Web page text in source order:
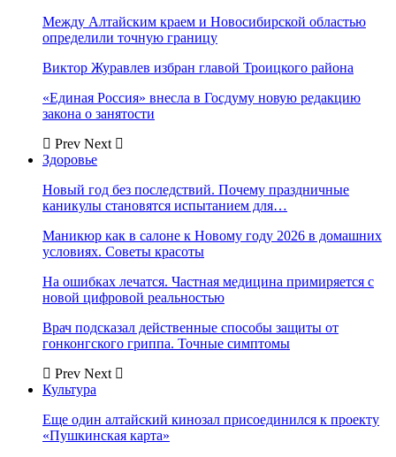
Между Алтайским краем и Новосибирской областью
определили точную границу
Виктор Журавлев избран главой Троицкого района
«Единая Россия» внесла в Госдуму новую редакцию
закона о занятости
Prev Next
Здоровье
Новый год без последствий. Почему праздничные
каникулы становятся испытанием для…
Маникюр как в салоне к Новому году 2026 в домашних
условиях. Советы красоты
На ошибках лечатся. Частная медицина примиряется с
новой цифровой реальностью
Врач подсказал действенные способы защиты от
гонконгского гриппа. Точные симптомы
Prev Next
Культура
Еще один алтайский кинозал присоединился к проекту
«Пушкинская карта»